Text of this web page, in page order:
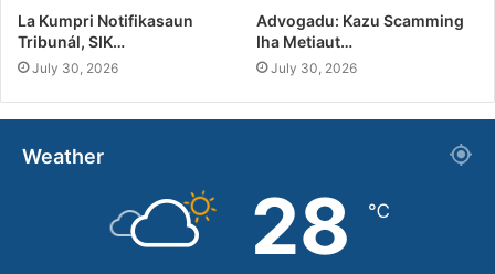
La Kumpri Notifikasaun
Tribunál, SIK…
July 30, 2026
Advogadu: Kazu Scamming
Iha Metiaut…
July 30, 2026
Weather
28 ℃